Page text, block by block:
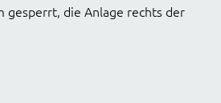
gesperrt, die Anlage rechts der